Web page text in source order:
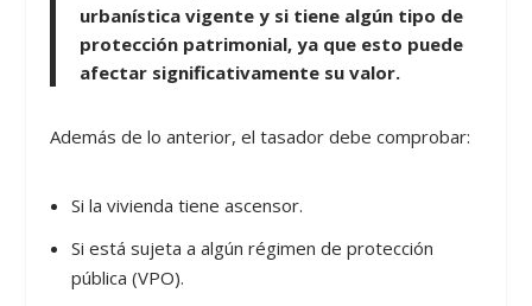
urbanística vigente y si tiene algún tipo de
protección patrimonial, ya que esto puede
afectar significativamente su valor.
Además de lo anterior, el tasador debe comprobar:
Si la vivienda tiene ascensor.
Si está sujeta a algún régimen de protección
pública (VPO).